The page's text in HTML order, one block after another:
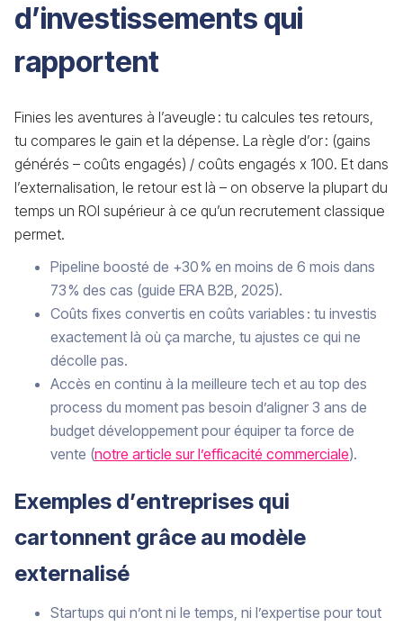
d’investissements qui
rapportent
Finies les aventures à l’aveugle : tu calcules tes retours,
tu compares le gain et la dépense. La règle d’or : (gains
générés – coûts engagés) / coûts engagés x 100. Et dans
l’externalisation, le retour est là – on observe la plupart du
temps un ROI supérieur à ce qu’un recrutement classique
permet.
Pipeline boosté de +30 % en moins de 6 mois dans
73 % des cas (guide ERA B2B, 2025).
Coûts fixes convertis en coûts variables : tu investis
exactement là où ça marche, tu ajustes ce qui ne
décolle pas.
Accès en continu à la meilleure tech et au top des
process du moment pas besoin d’aligner 3 ans de
budget développement pour équiper ta force de
vente (notre article sur l’efficacité commerciale).
Exemples d’entreprises qui
cartonnent grâce au modèle
externalisé
Startups qui n’ont ni le temps, ni l’expertise pour tout